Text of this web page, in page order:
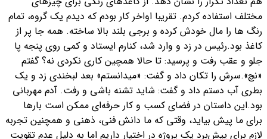
مختلف استفاده کردم. تقریبا اواخر کار بودم که دیدم یک گروه، تمام
رنگ ها را مال خودش کرده و برجی بلند بالا ساخته. همه جا پر از
کاغذ بود.رئیس در زد و وارد شد، کنارم ایستاد و کمی روی پنجه پا
جلو و عقب رفت و پرسید: تا حالا همچین کاری نکردی نه؟ گفتم
«نچ».سرش را تکان داد و گفت: «میدانستم» بعد لبخندی زد و یک
بطری آب دستم داد و گفت: شاید تشنه باشی و رفت. آدم مهربانی
بود.این داستان در فضای کسب و کار حرفه‌ای ممکن است بارها
برای ما پیش بیاید، وقتی که ما دانش فنی، ذهنی و همچنین تجربه
لازم برای پیش‌برد یک پروژه در اختیار داریم اما به دلیل عدم تقویت